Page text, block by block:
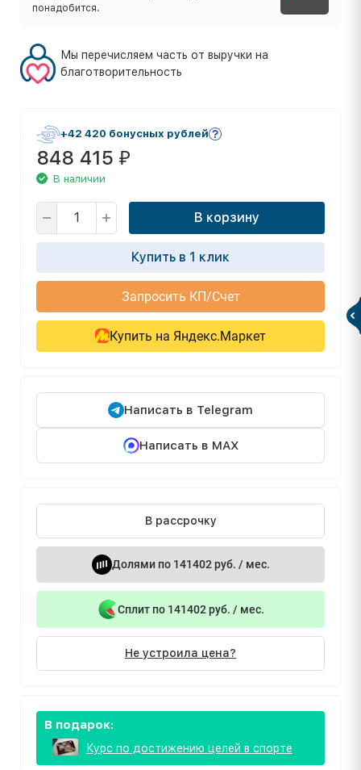
понадобится.
Мы перечисляем часть от выручки на
благотворительность
+42 420 бонусных рублей
848 415 ₽
В наличии
В корзину
Купить в 1 клик
Запросить КП/Счет
Купить на Яндекс.Маркет
Написать в Telegram
Написать в MAX
В рассрочку
Долями по 141402 руб. / мес.
Сплит по 141402 руб. / мес.
Не устроила цена?
В подарок:
Курс по достижению целей в спорте